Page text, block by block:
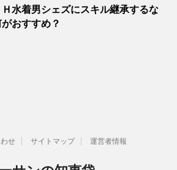
Ｈ水着男シェズにスキル継承するな
がおすすめ？
せ サイトマップ 運営者情報